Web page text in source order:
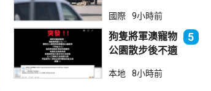
發現再踢落
國際 9小時前
狗隻將軍澳寵物
公園散步後不適
跟進
5
本地 8小時前